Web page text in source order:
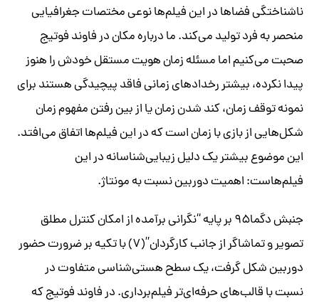
ناشناختگی فضاها در این فیلم‌ها نوعی مختصات جغرافیایی
منحصر به فرد تولید می‌کند. ما درباره مکان در فاوند فوتیج
صحبت می‌کنیم اما مسئله زمان هویت مستقل خودش را هنوز
پیدا نکرده، بیشتر رخدادهای زمانی فاقد پیچیدگی هستند برای
نمونه توقف زمان، کند شدن زمان یا از بین رفتن مفهوم زمان
شکل‌هایی از بازی با زمان است که در این فیلم‌ها اتفاق می‌افتد.
این موضوع بیشتر یک دلیل زیبایی‌شناسانه در این
فیلم‌هاست: اهمیت دوربین نسبت به مونتاژ.
جنبش دگما۹۵ بر پایه “نگرانی برآمده از امکان کنترل مطلق
تصویر و تماشاگر از جانب کارگردان”(۷) با تکیه بر ضرورت حضور
دوربین شکل گرفت، یک سطح هستی‌شناسی متفاوت در
نسبت با قالب‌های حرفه‌ای‌‌تر فیلم‌برداری. در فاوند فوتیج که